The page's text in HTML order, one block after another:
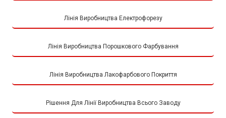
Лінія Виробництва Електрофорезу
Лінія Виробництва Порошкового Фарбування
Лінія Виробництва Лакофарбового Покриття
Рішення Для Лінії Виробництва Всього Заводу